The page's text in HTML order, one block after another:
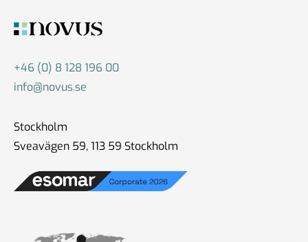
+46 (0) 8 128 196 00
info@novus.se
Stockholm
Sveavägen 59, 113 59 Stockholm